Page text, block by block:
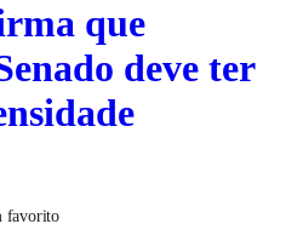
que
deve ter
favorito